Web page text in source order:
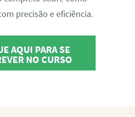
precisão e eficiência.
AQUI PARA SE
NO CURSO